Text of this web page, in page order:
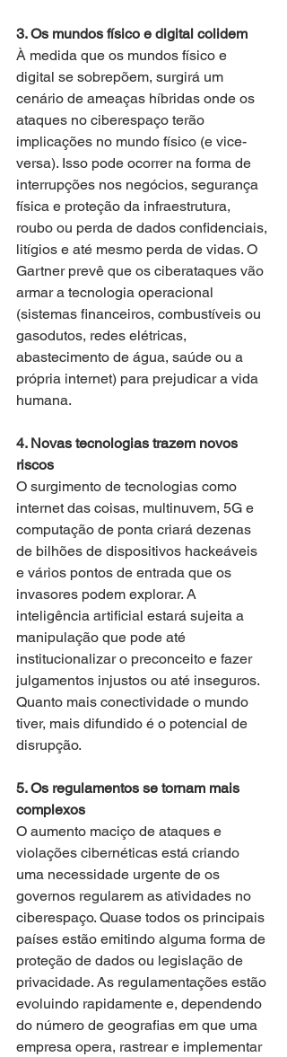
3. Os mundos físico e digital colidem
À medida que os mundos físico e
digital se sobrepõem, surgirá um
cenário de ameaças híbridas onde os
ataques no ciberespaço terão
implicações no mundo físico (e vice-
versa). Isso pode ocorrer na forma de
interrupções nos negócios, segurança
física e proteção da infraestrutura,
roubo ou perda de dados confidenciais,
litígios e até mesmo perda de vidas. O
Gartner prevê que os ciberataques vão
armar a tecnologia operacional
(sistemas financeiros, combustíveis ou
gasodutos, redes elétricas,
abastecimento de água, saúde ou a
própria internet) para prejudicar a vida
humana.
4. Novas tecnologias trazem novos
riscos
O surgimento de tecnologias como
internet das coisas, multinuvem, 5G e
computação de ponta criará dezenas
de bilhões de dispositivos hackeáveis ​​
e vários pontos de entrada que os
invasores podem explorar. A
inteligência artificial estará sujeita a
manipulação que pode até
institucionalizar o preconceito e fazer
julgamentos injustos ou até inseguros.
Quanto mais conectividade o mundo
tiver, mais difundido é o potencial de
disrupção.
5. Os regulamentos se tornam mais
complexos
O aumento maciço de ataques e
violações cibernéticas está criando
uma necessidade urgente de os
governos regularem as atividades no
ciberespaço. Quase todos os principais
países estão emitindo alguma forma de
proteção de dados ou legislação de
privacidade. As regulamentações estão
evoluindo rapidamente e, dependendo
do número de geografias em que uma
empresa opera, rastrear e implementar